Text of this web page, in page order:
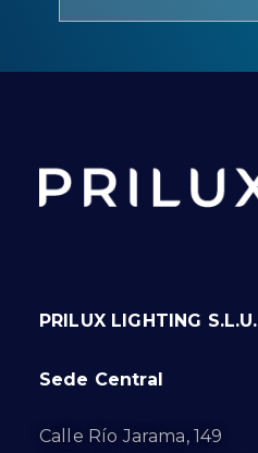
PRILUX LIGHTING S.L.U.
Sede Central
Calle Río Jarama, 149